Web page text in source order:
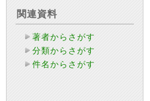
関連資料
著者からさがす
分類からさがす
件名からさがす